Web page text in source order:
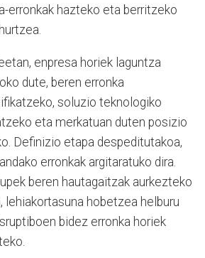
erronkak hazteko eta berritzeko
enpresa horiek laguntza
dute, beren erronka
soluzio teknologiko
eta merkatuan duten posizio
Definizio etapa despeditutakoa,
erronkak argitaratuko dira.
beren hautagaitzak aurkezteko
lehiakortasuna hobetzea helburu
bidez erronka horiek